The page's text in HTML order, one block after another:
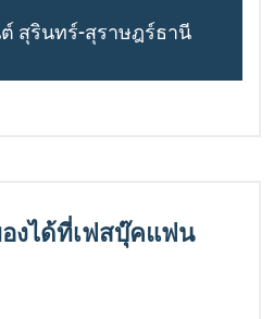
สุรินทร์-สุราษฎร์ธานี
งได้ที่เฟสบุ๊คแฟน